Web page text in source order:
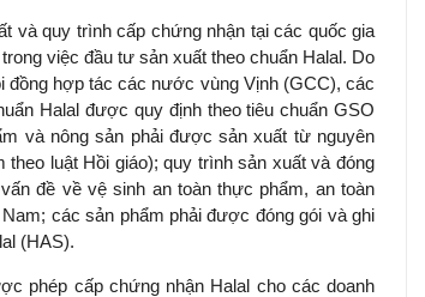
và quy trình cấp chứng nhận tại các quốc gia
việc đầu tư sản xuất theo chuẩn Halal. Do
đồng hợp tác các nước vùng Vịnh (GCC), các
Halal được quy định theo tiêu chuẩn GSO
và nông sản phải được sản xuất từ nguyên
luật Hồi giáo); quy trình sản xuất và đóng
đề về vệ sinh an toàn thực phẩm, an toàn
các sản phẩm phải được đóng gói và ghi
(HAS).
phép cấp chứng nhận Halal cho các doanh